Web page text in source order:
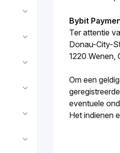
Bybit
Ter attentie
Donau-City-
1220 Wenen,
Om een
eventuele
Het indienen